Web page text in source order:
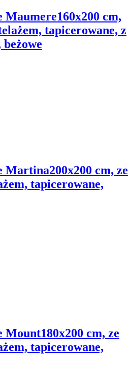
Maumere160x200 cm,
tapicerowane, z
Martina200x200 cm, ze
tapicerowane,
Mount180x200 cm, ze
tapicerowane,